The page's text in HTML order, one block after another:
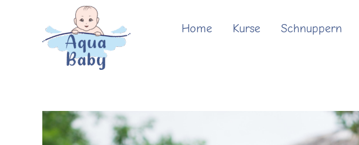
Home Kurse Schnuppern